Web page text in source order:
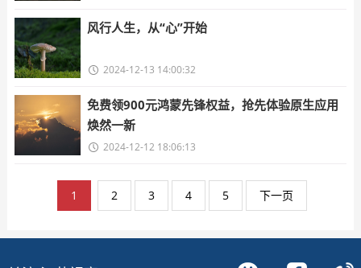
风行人生，从“心”开始
2024-12-13 14:00:32
免费领900元鸿蒙先锋权益，抢先体验原生应用
焕然一新
2024-12-12 18:06:13
1 2 3 4 5 下一页